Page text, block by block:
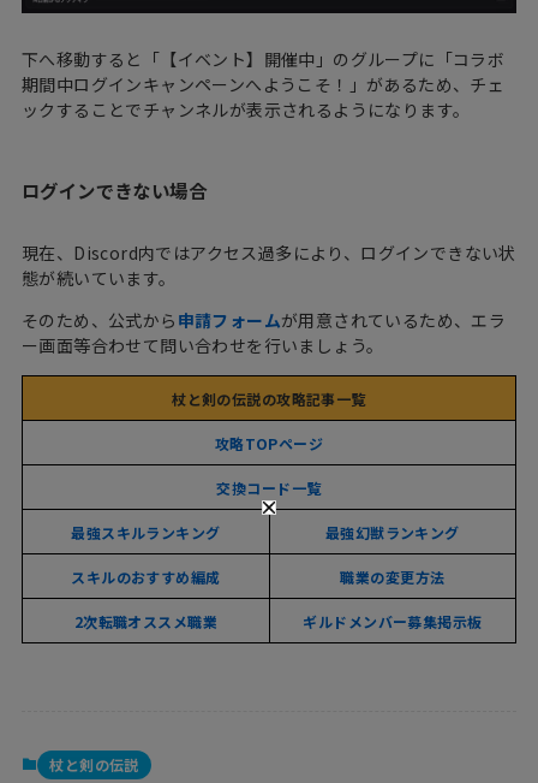
下へ移動すると「【イベント】開催中」のグループに「コラボ
期間中ログインキャンペーンへようこそ！」があるため、チェ
ックすることでチャンネルが表示されるようになります。
ログインできない場合
現在、Discord内ではアクセス過多により、ログインできない状
態が続いています。
そのため、公式から 申請フォームが用意されているため、エラ
ー画面等合わせて問い合わせを行いましょう。
杖と剣の伝説の攻略記事一覧
攻略TOPページ
交換コード一覧
最強スキルランキング 最強幻獣ランキング
スキルのおすすめ編成 職業の変更方法
2次転職オススメ職業 ギルドメンバー募集掲示板
杖と剣の伝説